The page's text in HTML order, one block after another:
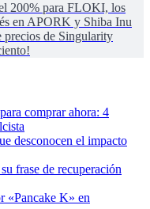
200% para FLOKI, los
en APORK y Shiba Inu
precios de Singularity
comprar ahora: 4
desconocen el impacto
frase de recuperación
«Pancake K» en